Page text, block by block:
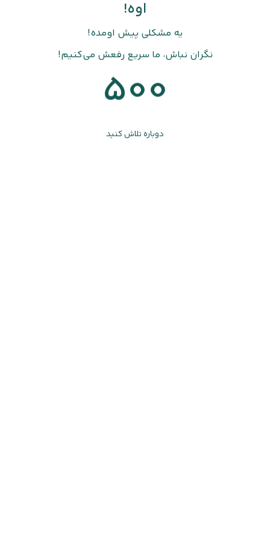
اوه!
یه مشکلی پیش اومده!
نگران نباش، ما سریع رفعش می‌کنیم!
500
دوباره تلاش کنید